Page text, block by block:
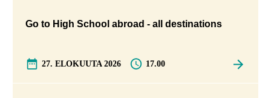
Go to High School abroad - all destinations
27. ELOKUUTA 2026 17.00